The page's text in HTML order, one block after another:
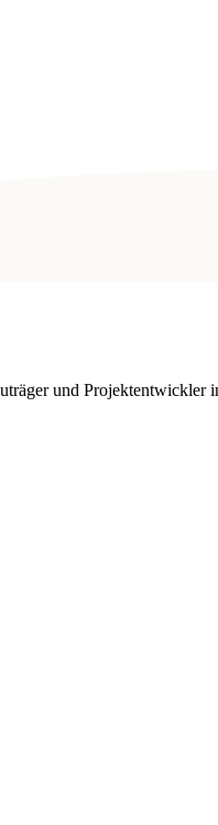
und Projektentwickler